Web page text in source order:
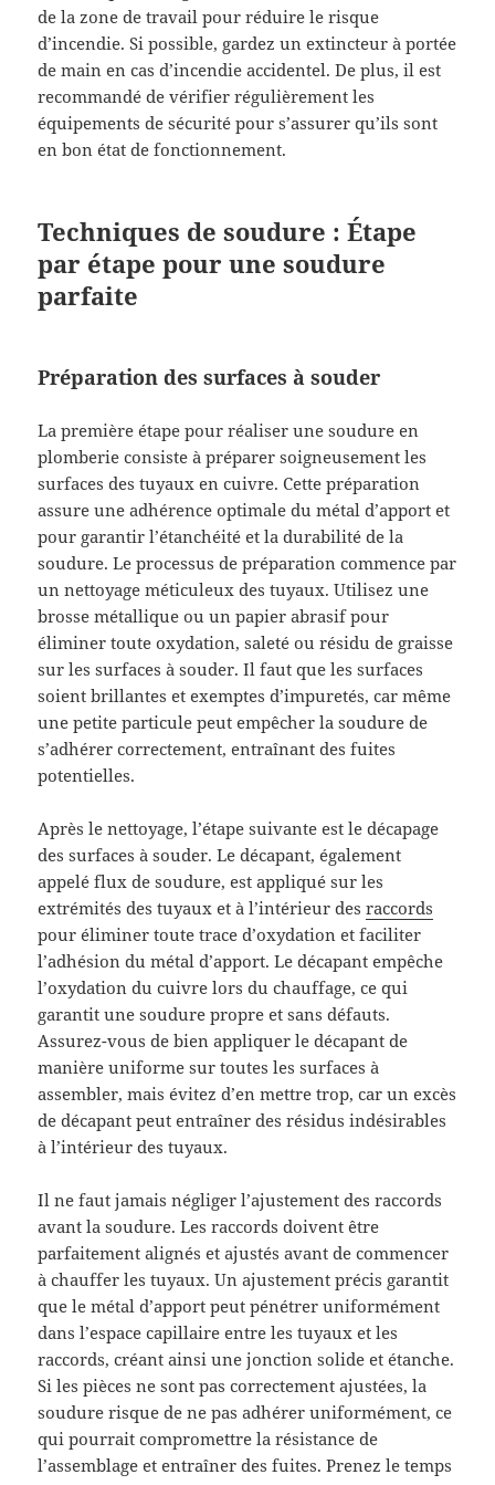
de la zone de travail pour réduire le risque
d’incendie. Si possible, gardez un extincteur à portée
de main en cas d’incendie accidentel. De plus, il est
recommandé de vérifier régulièrement les
équipements de sécurité pour s’assurer qu’ils sont
en bon état de fonctionnement.
Techniques de soudure : Étape
par étape pour une soudure
parfaite
Préparation des surfaces à souder
La première étape pour réaliser une soudure en
plomberie consiste à préparer soigneusement les
surfaces des tuyaux en cuivre. Cette préparation
assure une adhérence optimale du métal d’apport et
pour garantir l’étanchéité et la durabilité de la
soudure. Le processus de préparation commence par
un nettoyage méticuleux des tuyaux. Utilisez une
brosse métallique ou un papier abrasif pour
éliminer toute oxydation, saleté ou résidu de graisse
sur les surfaces à souder. Il faut que les surfaces
soient brillantes et exemptes d’impuretés, car même
une petite particule peut empêcher la soudure de
s’adhérer correctement, entraînant des fuites
potentielles.
Après le nettoyage, l’étape suivante est le décapage
des surfaces à souder. Le décapant, également
appelé flux de soudure, est appliqué sur les
extrémités des tuyaux et à l’intérieur desraccords
pour éliminer toute trace d’oxydation et faciliter
l’adhésion du métal d’apport. Le décapant empêche
l’oxydation du cuivre lors du chauffage, ce qui
garantit une soudure propre et sans défauts.
Assurez-vous de bien appliquer le décapant de
manière uniforme sur toutes les surfaces à
assembler, mais évitez d’en mettre trop, car un excès
de décapant peut entraîner des résidus indésirables
à l’intérieur des tuyaux.
Il ne faut jamais négliger l’ajustement des raccords
avant la soudure. Les raccords doivent être
parfaitement alignés et ajustés avant de commencer
à chauffer les tuyaux. Un ajustement précis garantit
que le métal d’apport peut pénétrer uniformément
dans l’espace capillaire entre les tuyaux et les
raccords, créant ainsi une jonction solide et étanche.
Si les pièces ne sont pas correctement ajustées, la
soudure risque de ne pas adhérer uniformément, ce
qui pourrait compromettre la résistance de
l’assemblage et entraîner des fuites. Prenez le temps